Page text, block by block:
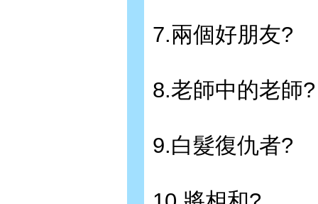
7.兩個好朋友?
8.老師中的老師?
9.白髮復仇者?